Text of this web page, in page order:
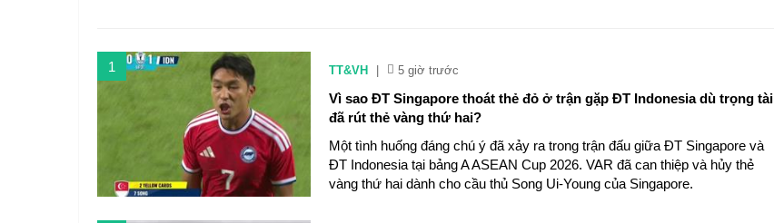
1 TT&VH 5 giờ trước
Vì sao ĐT Singapore thoát thẻ đỏ ở trận gặp ĐT Indonesia dù trọng tài
đã rút thẻ vàng thứ hai?
Một tình huống đáng chú ý đã xảy ra trong trận đấu giữa ĐT Singapore và
ĐT Indonesia tại bảng A ASEAN Cup 2026. VAR đã can thiệp và hủy thẻ
vàng thứ hai dành cho cầu thủ Song Ui-Young của Singapore.